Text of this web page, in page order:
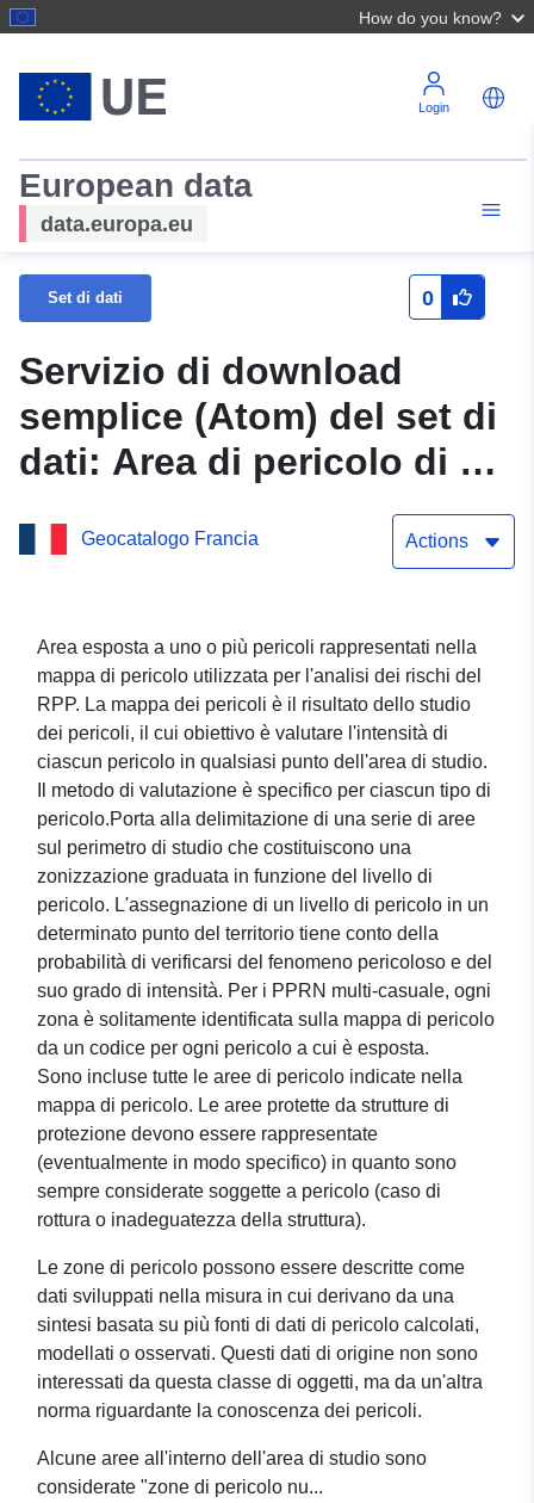
How do you know?
Login
European data
data.europa.eu
Set di dati 0
Servizio di download
semplice (Atom) del set di
dati: Area di pericolo di un
PPRN sul dipartimento
della Mosa (55)
Geocatalogo Francia Actions
Area esposta a uno o più pericoli rappresentati nella
mappa di pericolo utilizzata per l'analisi dei rischi del
RPP. La mappa dei pericoli è il risultato dello studio
dei pericoli, il cui obiettivo è valutare l'intensità di
ciascun pericolo in qualsiasi punto dell'area di studio.
Il metodo di valutazione è specifico per ciascun tipo di
pericolo.Porta alla delimitazione di una serie di aree
sul perimetro di studio che costituiscono una
zonizzazione graduata in funzione del livello di
pericolo. L'assegnazione di un livello di pericolo in un
determinato punto del territorio tiene conto della
probabilità di verificarsi del fenomeno pericoloso e del
suo grado di intensità. Per i PPRN multi-casuale, ogni
zona è solitamente identificata sulla mappa di pericolo
da un codice per ogni pericolo a cui è esposta.
Sono incluse tutte le aree di pericolo indicate nella
mappa di pericolo. Le aree protette da strutture di
protezione devono essere rappresentate
(eventualmente in modo specifico) in quanto sono
sempre considerate soggette a pericolo (caso di
rottura o inadeguatezza della struttura).
Le zone di pericolo possono essere descritte come
dati sviluppati nella misura in cui derivano da una
sintesi basata su più fonti di dati di pericolo calcolati,
modellati o osservati. Questi dati di origine non sono
interessati da questa classe di oggetti, ma da un'altra
norma riguardante la conoscenza dei pericoli.
Alcune aree all'interno dell'area di studio sono
considerate "zone di pericolo nu...